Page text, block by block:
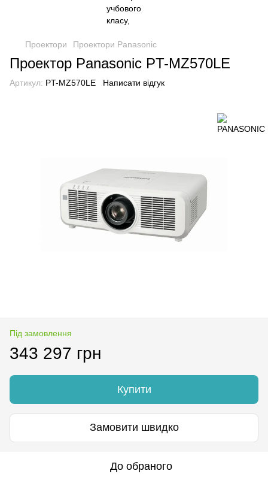
Проектори Проектори Panasonic
Проектор Panasonic PT-MZ570LE
Артикул: PT-MZ570LE Написати відгук
Під замовлення
343 297 грн
Купити
Замовити швидко
До обраного